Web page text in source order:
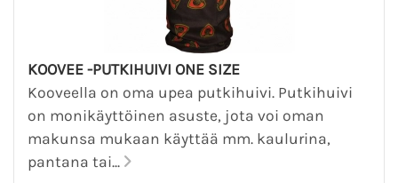
KOOVEE -PUTKIHUIVI ONE SIZE
Kooveella on oma upea putkihuivi. Putkihuivi
on monikäyttöinen asuste, jota voi oman
makunsa mukaan käyttää mm. kaulurina,
pantana tai...